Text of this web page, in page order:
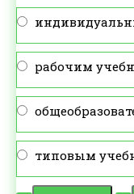
рабочим
типовым